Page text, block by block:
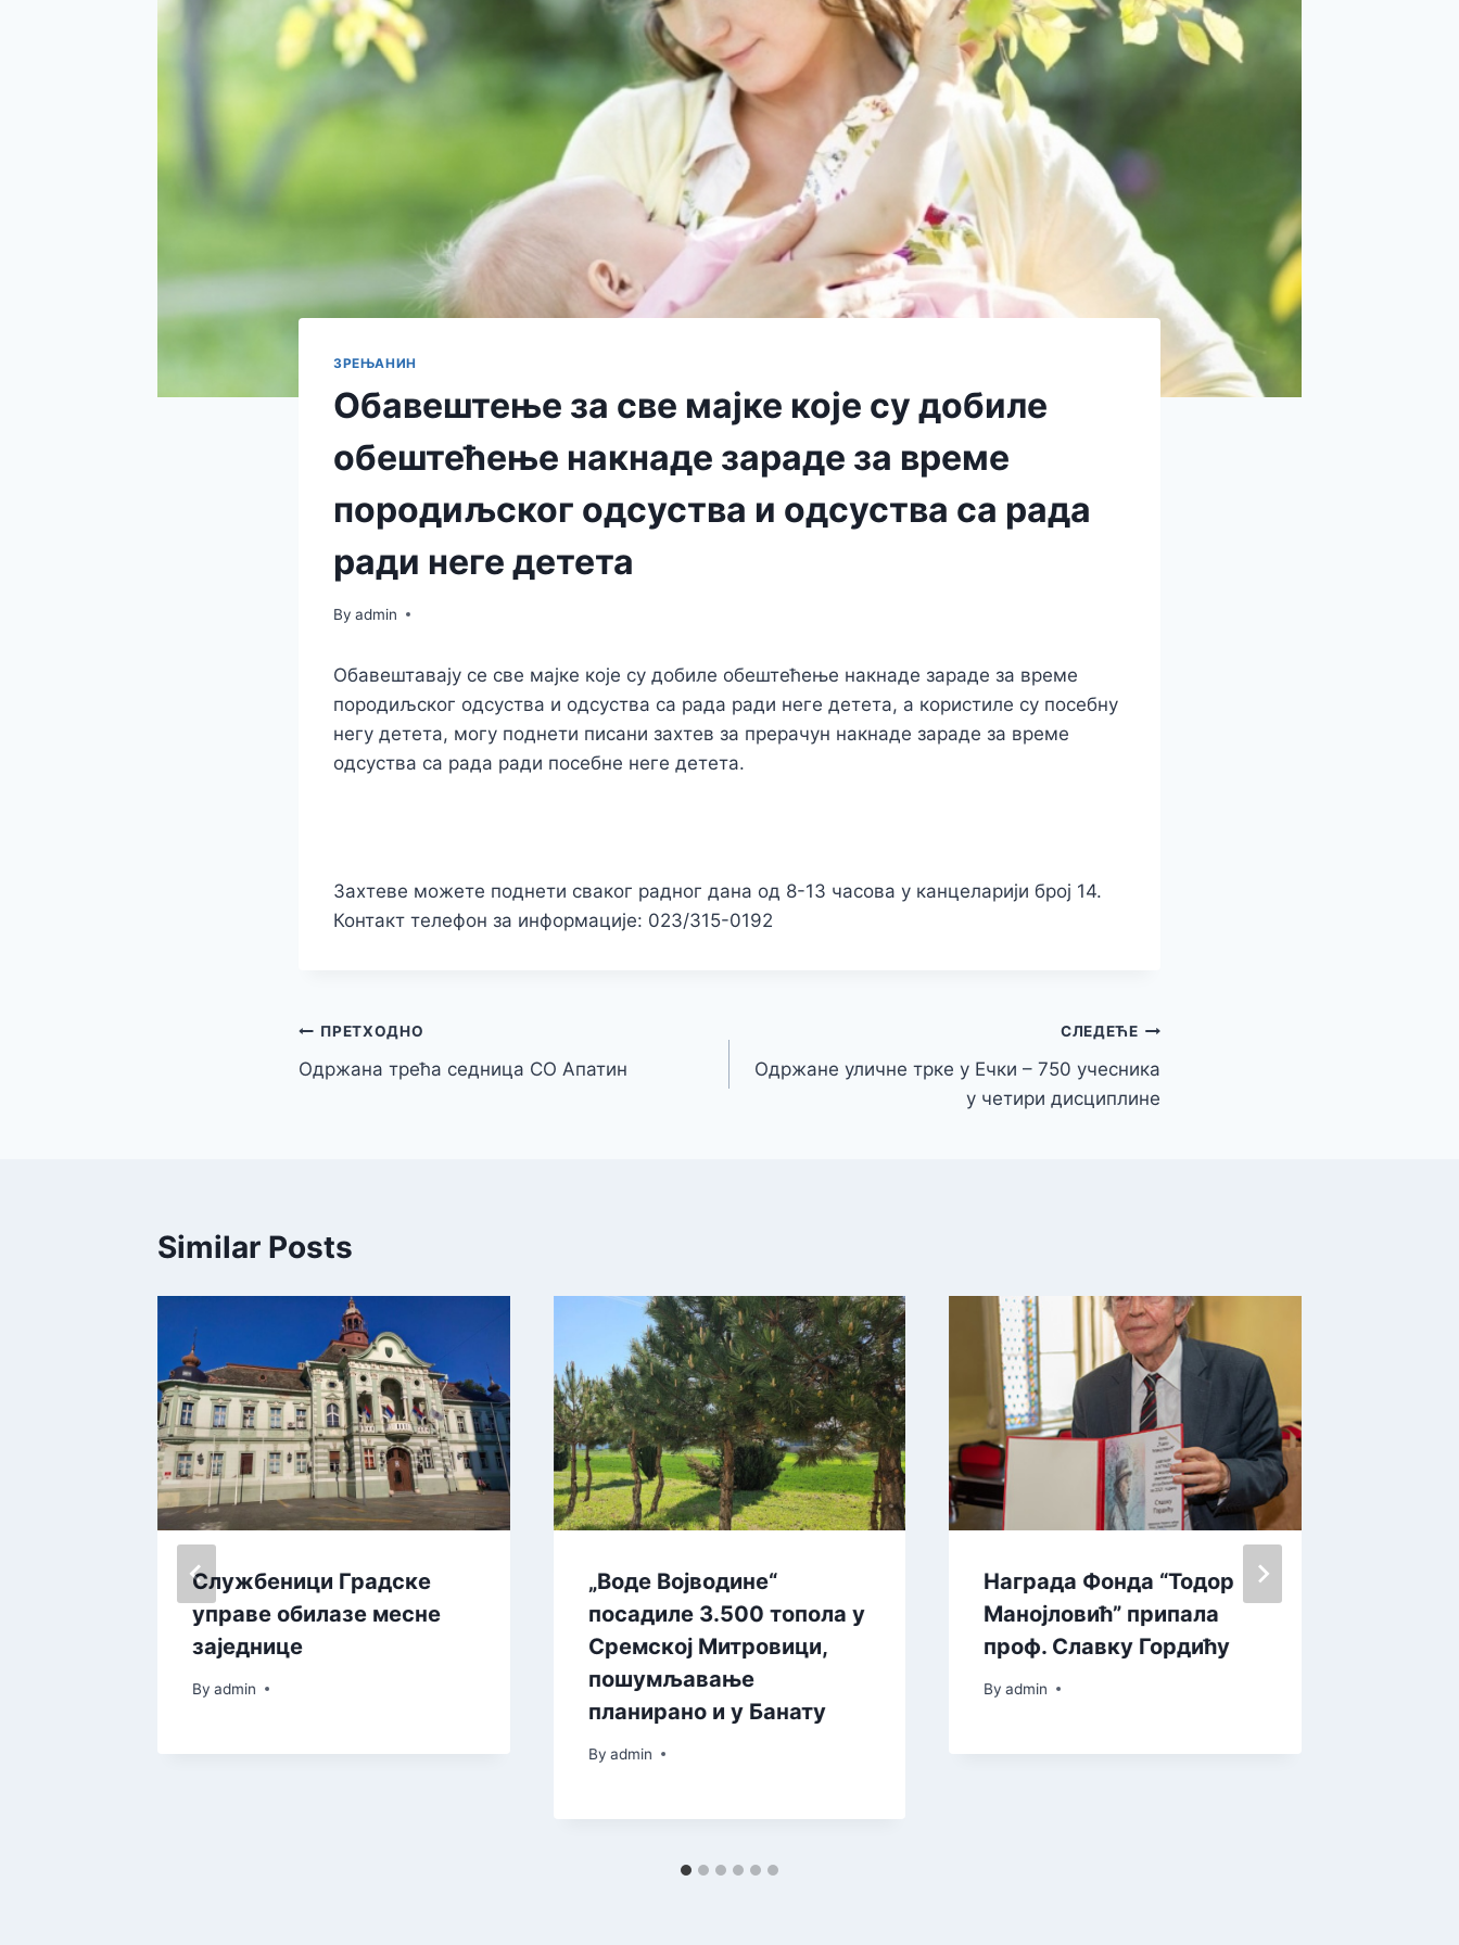
ЗРЕЊАНИН
Обавештење за све мајке које су добиле
обештећење накнаде зараде за време
породиљског одсуства и одсуства са рада
ради неге детета
By admin
Обавештавају се све мајке које су добиле обештећење накнаде зараде за време
породиљског одсуства и одсуства са рада ради неге детета, а користиле су посебну
негу детета, могу поднети писани захтев за прерачун накнаде зараде за време
одсуства са рада ради посебне неге детета.
Захтеве можете поднети сваког радног дана од 8-13 часова у канцеларији број 14.
Контакт телефон за информације: 023/315-0192
Кретање
чланка
ПРЕТХОДНО
Одржана трећа седница СО Апатин
СЛЕДЕЋЕ
Oдржане уличне трке у Ечки – 750 учесника
у четири дисциплине
Similar Posts
Службеници Градске
управе обилазе месне
заједнице
By admin
„Воде Војводине“
посадиле 3.500 топола у
Сремској Митровици,
пошумљавање
планирано и у Банату
By admin
Награда Фонда “Тодор
Манојловић” припала
проф. Славку Гордићу
By admin